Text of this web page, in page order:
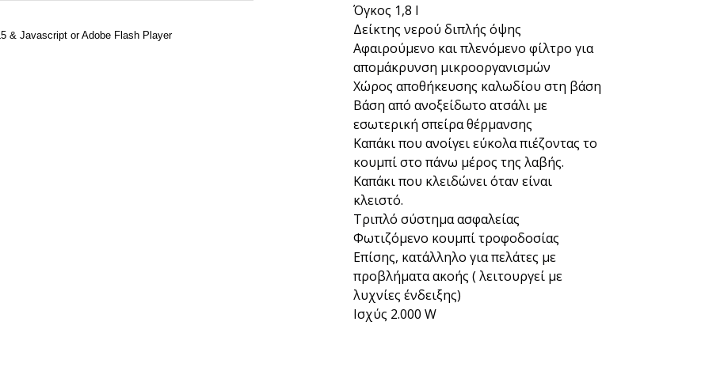
Όγκος 1,8 l
Δείκτης νερού διπλής όψης
Αφαιρούμενο και πλενόμενο φίλτρο για
απομάκρυνση μικροοργανισμών
Χώρος αποθήκευσης καλωδίου στη βάση
Βάση από ανοξείδωτο ατσάλι με
εσωτερική σπείρα θέρμανσης
Καπάκι που ανοίγει εύκολα πιέζοντας το
κουμπί στο πάνω μέρος της λαβής.
Καπάκι που κλειδώνει όταν είναι
κλειστό.
Τριπλό σύστημα ασφαλείας
Φωτιζόμενο κουμπί τροφοδοσίας
Επίσης, κατάλληλο για πελάτες με
προβλήματα ακοής ( λειτουργεί με
λυχνίες ένδειξης)
Ισχύς 2.000 W